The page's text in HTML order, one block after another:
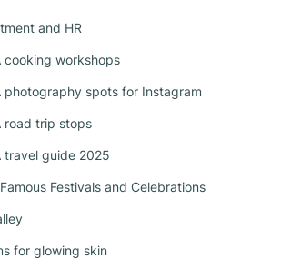
and HR
cooking workshops
photography spots for Instagram
road trip stops
travel guide 2025
Famous Festivals and Celebrations
for glowing skin